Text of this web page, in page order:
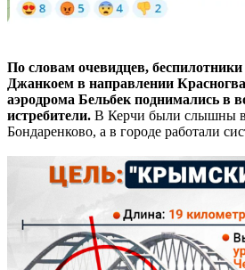
По словам очевидцев,
Джанкоем в направлении
аэродрома Бельбек поднимались в
истребители. В Керчи были слышны
Бондаренково, а в городе работали